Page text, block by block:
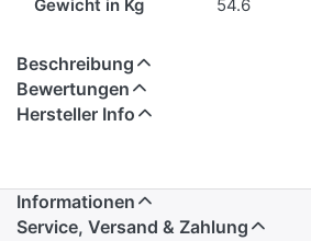
Gewicht in Kg 54.6
Beschreibung
Bewertungen
Hersteller Info
Informationen
Service, Versand & Zahlung